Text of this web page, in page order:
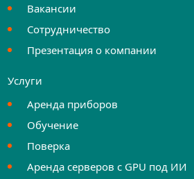
Вакансии
Сотрудничество
Презентация о компании
Услуги
Аренда приборов
Обучение
Поверка
Аренда серверов с GPU под ИИ